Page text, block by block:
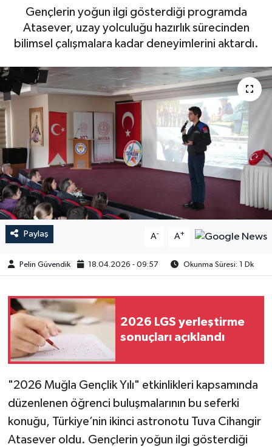
Gençlerin yoğun ilgi gösterdiği programda
Atasever, uzay yolculuğu hazırlık sürecinden
bilimsel çalışmalara kadar deneyimlerini aktardı.
Paylaş A- A+
Pelin Güvendik 18.04.2026 - 09:57 Okunma Süresi: 1 Dk
2026 LGS yerleştirme
sonuçları açıklandı
"2026 Muğla Gençlik Yılı" etkinlikleri kapsamında
düzenlenen öğrenci buluşmalarının bu seferki
konuğu, Türkiye’nin ikinci astronotu Tuva Cihangir
Atasever oldu. Gençlerin yoğun ilgi gösterdiği